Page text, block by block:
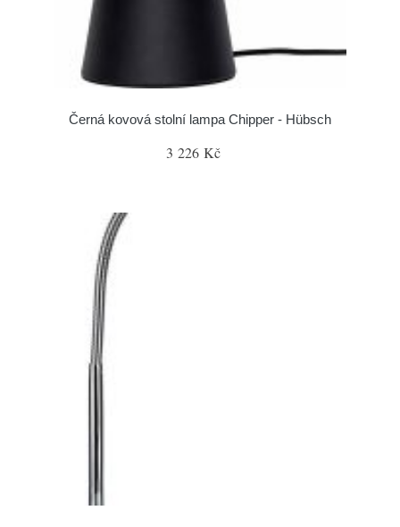
Černá kovová stolní lampa Chipper - Hübsch
3 226 Kč